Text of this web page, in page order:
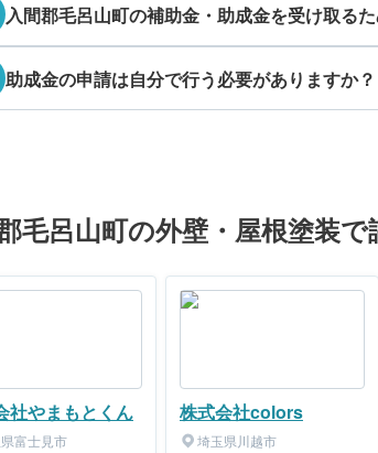
入間郡毛呂山町の補助金・助成金を受け取る
助成金の申請は自分で行う必要がありますか？
毛呂山町の外壁・屋根塗装
社やまもとくん
富士見市
株式会社colors
埼玉県川越市